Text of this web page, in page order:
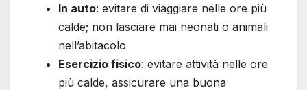
In auto: evitare di viaggiare nelle ore più
calde; non lasciare mai neonati o animali
nell’abitacolo
Esercizio fisico: evitare attività nelle ore
più calde, assicurare una buona